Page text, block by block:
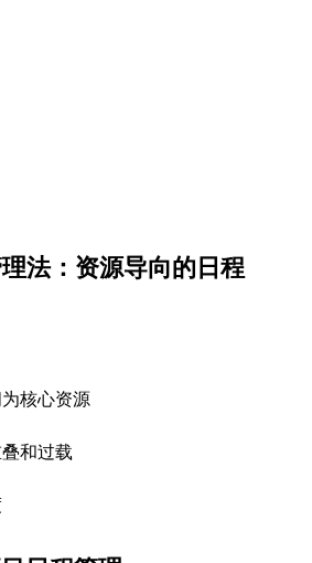
法：资源导向的日程
核心资源
和过载